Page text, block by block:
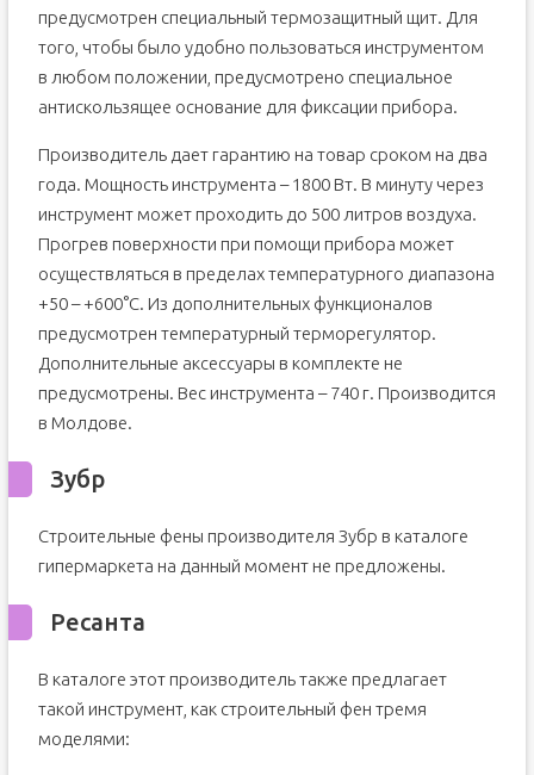
предусмотрен специальный термозащитный щит. Для
того, чтобы было удобно пользоваться инструментом
в любом положении, предусмотрено специальное
антискользящее основание для фиксации прибора.
Производитель дает гарантию на товар сроком на два
года. Мощность инструмента – 1800 Вт. В минуту через
инструмент может проходить до 500 литров воздуха.
Прогрев поверхности при помощи прибора может
осуществляться в пределах температурного диапазона
+50 – +600°С. Из дополнительных функционалов
предусмотрен температурный терморегулятор.
Дополнительные аксессуары в комплекте не
предусмотрены. Вес инструмента – 740 г. Производится
в Молдове.
Зубр
Строительные фены производителя Зубр в каталоге
гипермаркета на данный момент не предложены.
Ресанта
В каталоге этот производитель также предлагает
такой инструмент, как строительный фен тремя
моделями: